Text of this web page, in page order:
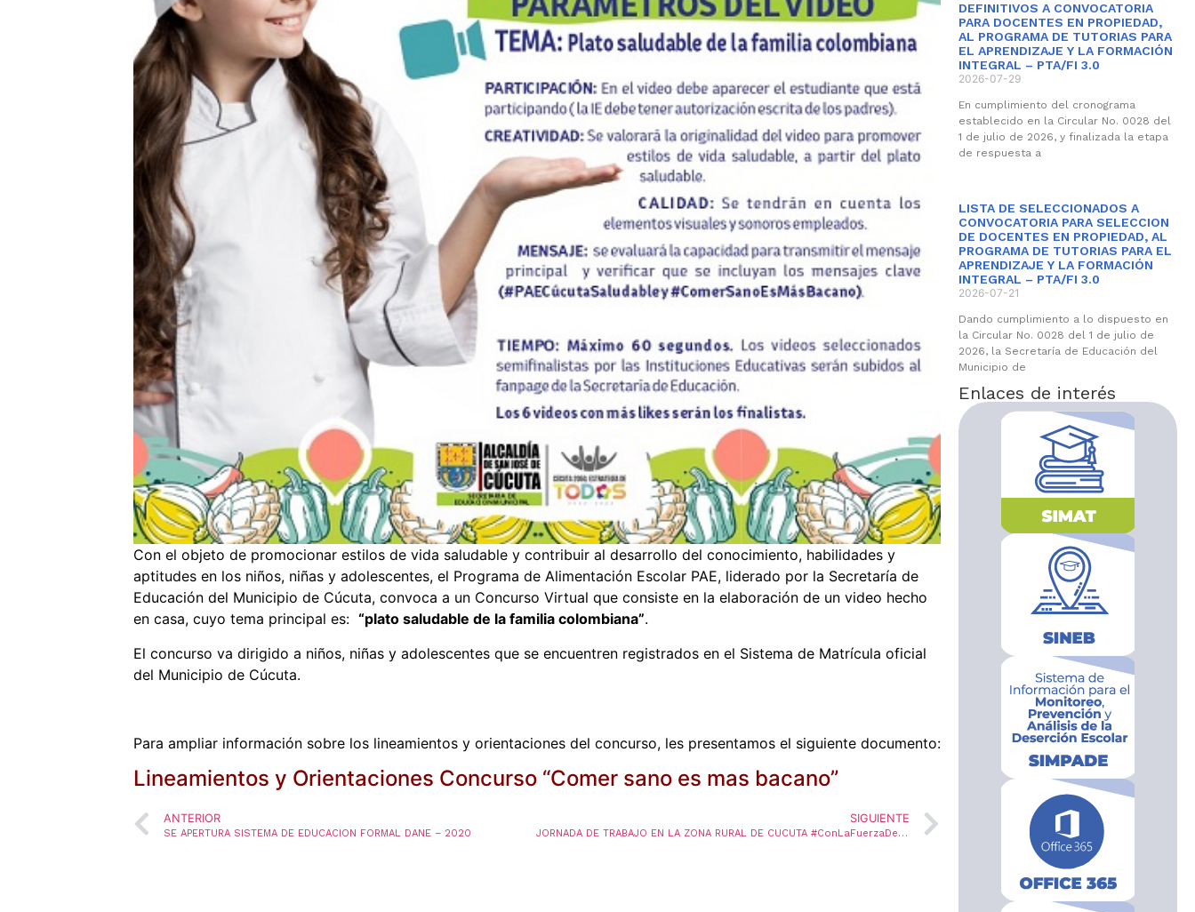
Con el objeto de promocionar estilos de vida saludable y contribuir al desarrollo del conocimiento, habilidades y
aptitudes en los niños, niñas y adolescentes, el Programa de Alimentación Escolar PAE, liderado por la Secretaría de
Educación del Municipio de Cúcuta, convoca a un Concurso Virtual que consiste en la elaboración de un video hecho
en casa, cuyo tema principal es: “plato saludable de la familia colombiana”.
El concurso va dirigido a niños, niñas y adolescentes que se encuentren registrados en el Sistema de Matrícula oficial
del Municipio de Cúcuta.
Para ampliar información sobre los lineamientos y orientaciones del concurso, les presentamos el siguiente documento:
Lineamientos y Orientaciones Concurso “Comer sano es mas bacano”
ANTERIOR
SE APERTURA SISTEMA DE EDUCACION FORMAL DANE – 2020
SIGUIENTE
JORNADA DE TRABAJO EN LA ZONA RURAL DE CUCUTA #ConLaFuerzaDeLaJuventud
DEFINITIVOS A CONVOCATORIA
PARA DOCENTES EN PROPIEDAD,
AL PROGRAMA DE TUTORIAS PARA
EL APRENDIZAJE Y LA FORMACIÓN
INTEGRAL – PTA/FI 3.0
2026-07-29
En cumplimiento del cronograma
establecido en la Circular No. 0028 del
1 de julio de 2026, y finalizada la etapa
de respuesta a
LISTA DE SELECCIONADOS A
CONVOCATORIA PARA SELECCION
DE DOCENTES EN PROPIEDAD, AL
PROGRAMA DE TUTORIAS PARA EL
APRENDIZAJE Y LA FORMACIÓN
INTEGRAL – PTA/FI 3.0
2026-07-21
Dando cumplimiento a lo dispuesto en
la Circular No. 0028 del 1 de julio de
2026, la Secretaría de Educación del
Municipio de
Enlaces de interés